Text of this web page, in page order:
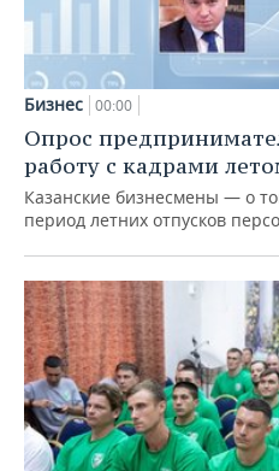
Бизнес 00:00
Опрос
работу с кадрами
Казанские бизнесмены — о
период летних отпусков